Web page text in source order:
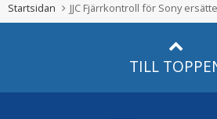
Startsidan JJC Fjärrkontroll för Sony
TILL